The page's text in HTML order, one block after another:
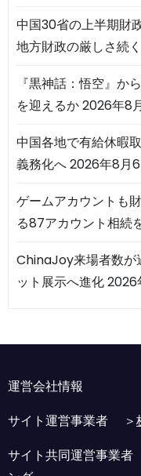
中国30省の上半期財
地方財政の厳しさ続く
『黒神話：悟空』
を迎えるか2026年8
中国各地で有給休暇
義務化へ2026年8月
ゲームアカウントも
る87アカウント相続
ChinaJoy来場者数
ット展示へ進化2026
運営会社情報
サイト運営事業者 ＞
サイト共同運営事業